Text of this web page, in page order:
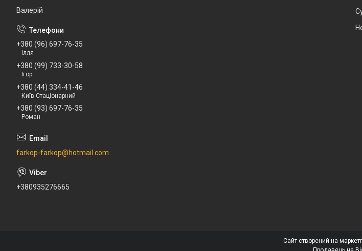
Валерій
+380 (96) 697-76-35
Ілля
+380 (99) 733-30-58
Ігор
+380 (44) 334-41-46
Київ Стаціонарний
+380 (93) 697-76-35
Роман
farkop-farkop@hotmail.com
+380935276665
Сайт створений на